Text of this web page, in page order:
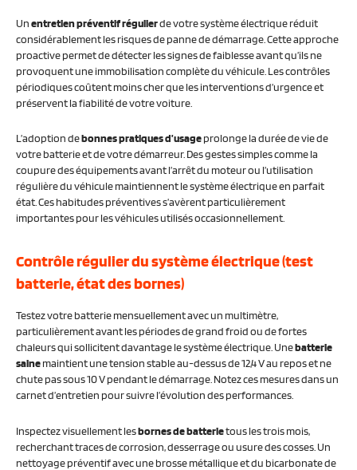
Unentretien préventif régulierde votre système électrique réduit
considérablement les risques de panne de démarrage. Cette approche
proactive permet de détecter les signes de faiblesse avant qu’ils ne
provoquent une immobilisation complète du véhicule. Les contrôles
périodiques coûtent moins cher que les interventions d’urgence et
préservent la fiabilité de votre voiture.
L’adoption debonnes pratiques d’usageprolonge la durée de vie de
votre batterie et de votre démarreur. Des gestes simples comme la
coupure des équipements avant l’arrêt du moteur ou l’utilisation
régulière du véhicule maintiennent le système électrique en parfait
état. Ces habitudes préventives s’avèrent particulièrement
importantes pour les véhicules utilisés occasionnellement.
Contrôle régulier du système électrique (test
batterie, état des bornes)
Testez votre batterie mensuellement avec un multimètre,
particulièrement avant les périodes de grand froid ou de fortes
chaleurs qui sollicitent davantage le système électrique. Unebatterie
sainemaintient une tension stable au-dessus de 12,4 V au repos et ne
chute pas sous 10 V pendant le démarrage. Notez ces mesures dans un
carnet d’entretien pour suivre l’évolution des performances.
Inspectez visuellement lesbornes de batterietous les trois mois,
recherchant traces de corrosion, desserrage ou usure des cosses. Un
nettoyage préventif avec une brosse métallique et du bicarbonate de